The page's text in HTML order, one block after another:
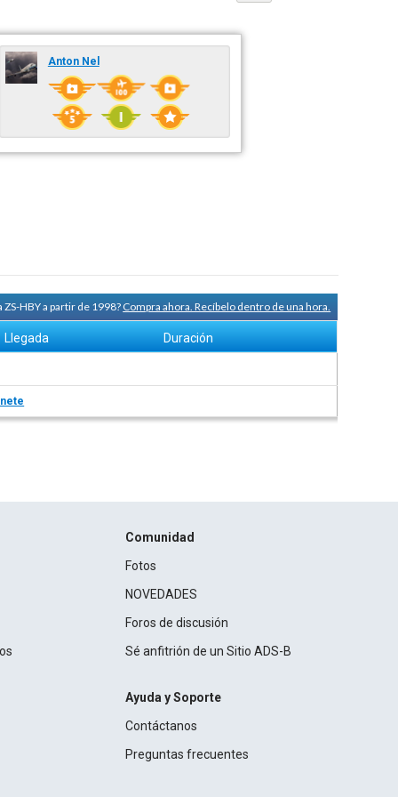
Anton Nel
HBY a partir de 1998?Compra ahora. Recíbelo dentro de una hora.
Llegada Duración
Comunidad
Fotos
NOVEDADES
Foros de discusión
Sé anfitrión de un Sitio ADS-B
Ayuda y Soporte
Contáctanos
Preguntas frecuentes